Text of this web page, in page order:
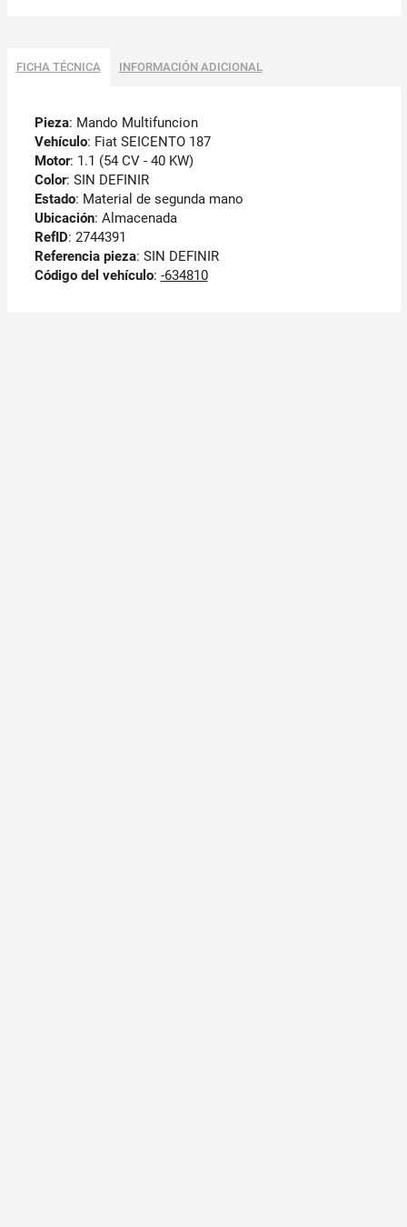
FICHA TÉCNICA INFORMACIÓN ADICIONAL
Pieza: Mando Multifuncion
Vehículo: Fiat SEICENTO 187
Motor: 1.1 (54 CV - 40 KW)
Color: SIN DEFINIR
Estado: Material de segunda mano
Ubicación: Almacenada
RefID: 2744391
Referencia pieza: SIN DEFINIR
Código del vehículo: -634810